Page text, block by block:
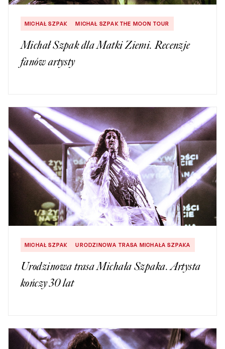
MICHAŁ SZPAK MICHAŁ SZPAK THE MOON TOUR
Michał Szpak dla Matki Ziemi. Recenzje
fanów artysty
MICHAŁ SZPAK URODZINOWA TRASA MICHAŁA SZPAKA
Urodzinowa trasa Michała Szpaka. Artysta
kończy 30 lat